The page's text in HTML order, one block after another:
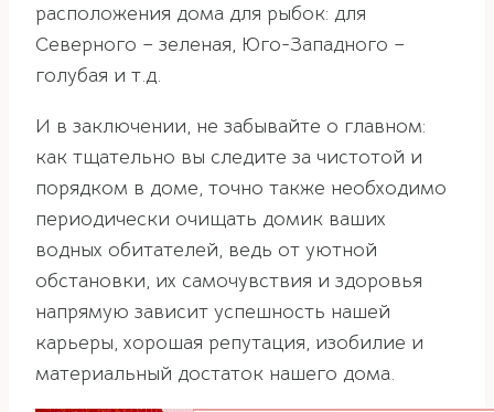
расположения дома для рыбок: для
Северного – зеленая, Юго-Западного –
голубая и т.д.
И в заключении, не забывайте о главном:
как тщательно вы следите за чистотой и
порядком в доме, точно также необходимо
периодически очищать домик ваших
водных обитателей, ведь от уютной
обстановки, их самочувствия и здоровья
напрямую зависит успешность нашей
карьеры, хорошая репутация, изобилие и
материальный достаток нашего дома.